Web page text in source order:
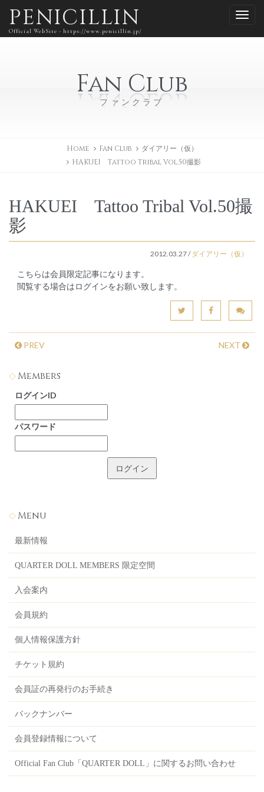
PENICILLIN
Official WebSite - https://www.penicillin.jp/
Fan Club
ファンクラブ
Home Fan Club
ダイアリー（仮）
HAKUEI Tattoo Tribal Vol.50撮影
HAKUEI Tattoo Tribal Vol.50撮
影
2012.03.27/ダイアリー（仮）
こちらは会員限定記事になります。
閲覧する場合はログインをお願い致します。
PREV NEXT
Members
ログインID
パスワード
Menu
最新情報
QUARTER DOLL MEMBERS 限定空間
入会案内
会員規約
個人情報保護方針
チケット規約
会員証の再発行のお手続き
バックナンバー
会員登録情報について
Official Fan Club「QUARTER DOLL」に関するお問い合わせ